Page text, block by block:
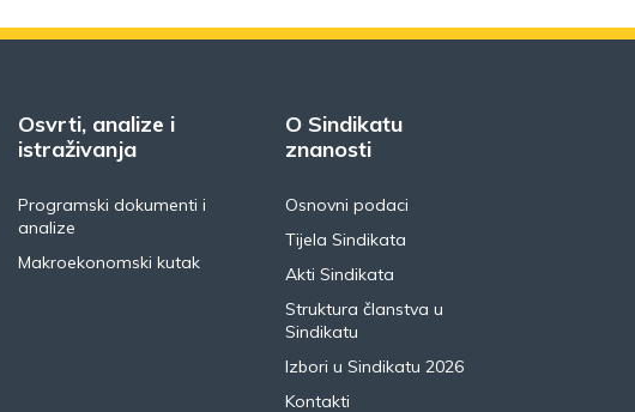
Osvrti, analize i
istraživanja
Programski dokumenti i
analize
Makroekonomski kutak
O Sindikatu
znanosti
Osnovni podaci
Tijela Sindikata
Akti Sindikata
Struktura članstva u
Sindikatu
Izbori u Sindikatu 2026
Kontakti